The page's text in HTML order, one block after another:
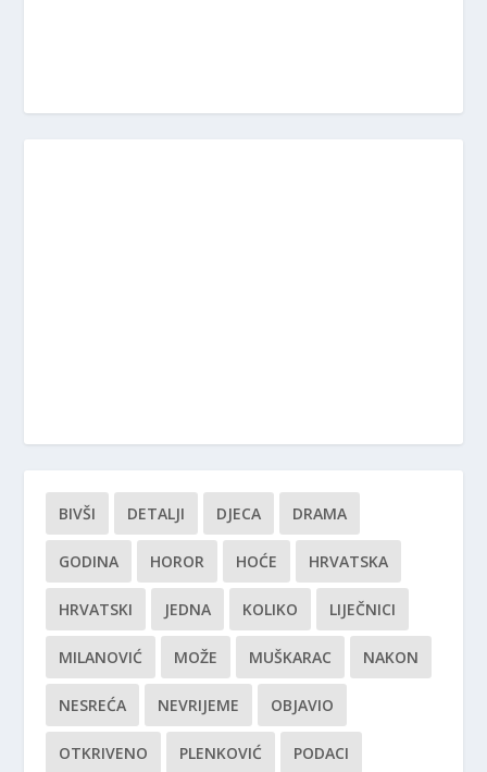
BIVŠI DETALJI DJECA DRAMA
GODINA HOROR HOĆE HRVATSKA
HRVATSKI JEDNA KOLIKO LIJEČNICI
MILANOVIĆ MOŽE MUŠKARAC NAKON
NESREĆA NEVRIJEME OBJAVIO
OTKRIVENO PLENKOVIĆ PODACI